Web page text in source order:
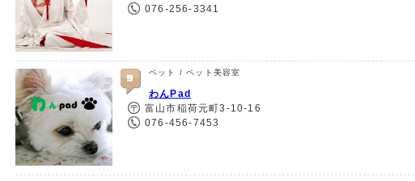
076-256-3341
ペット / ペット美容室
わんPad
富山市稲荷元町3-10-16
076-456-7453